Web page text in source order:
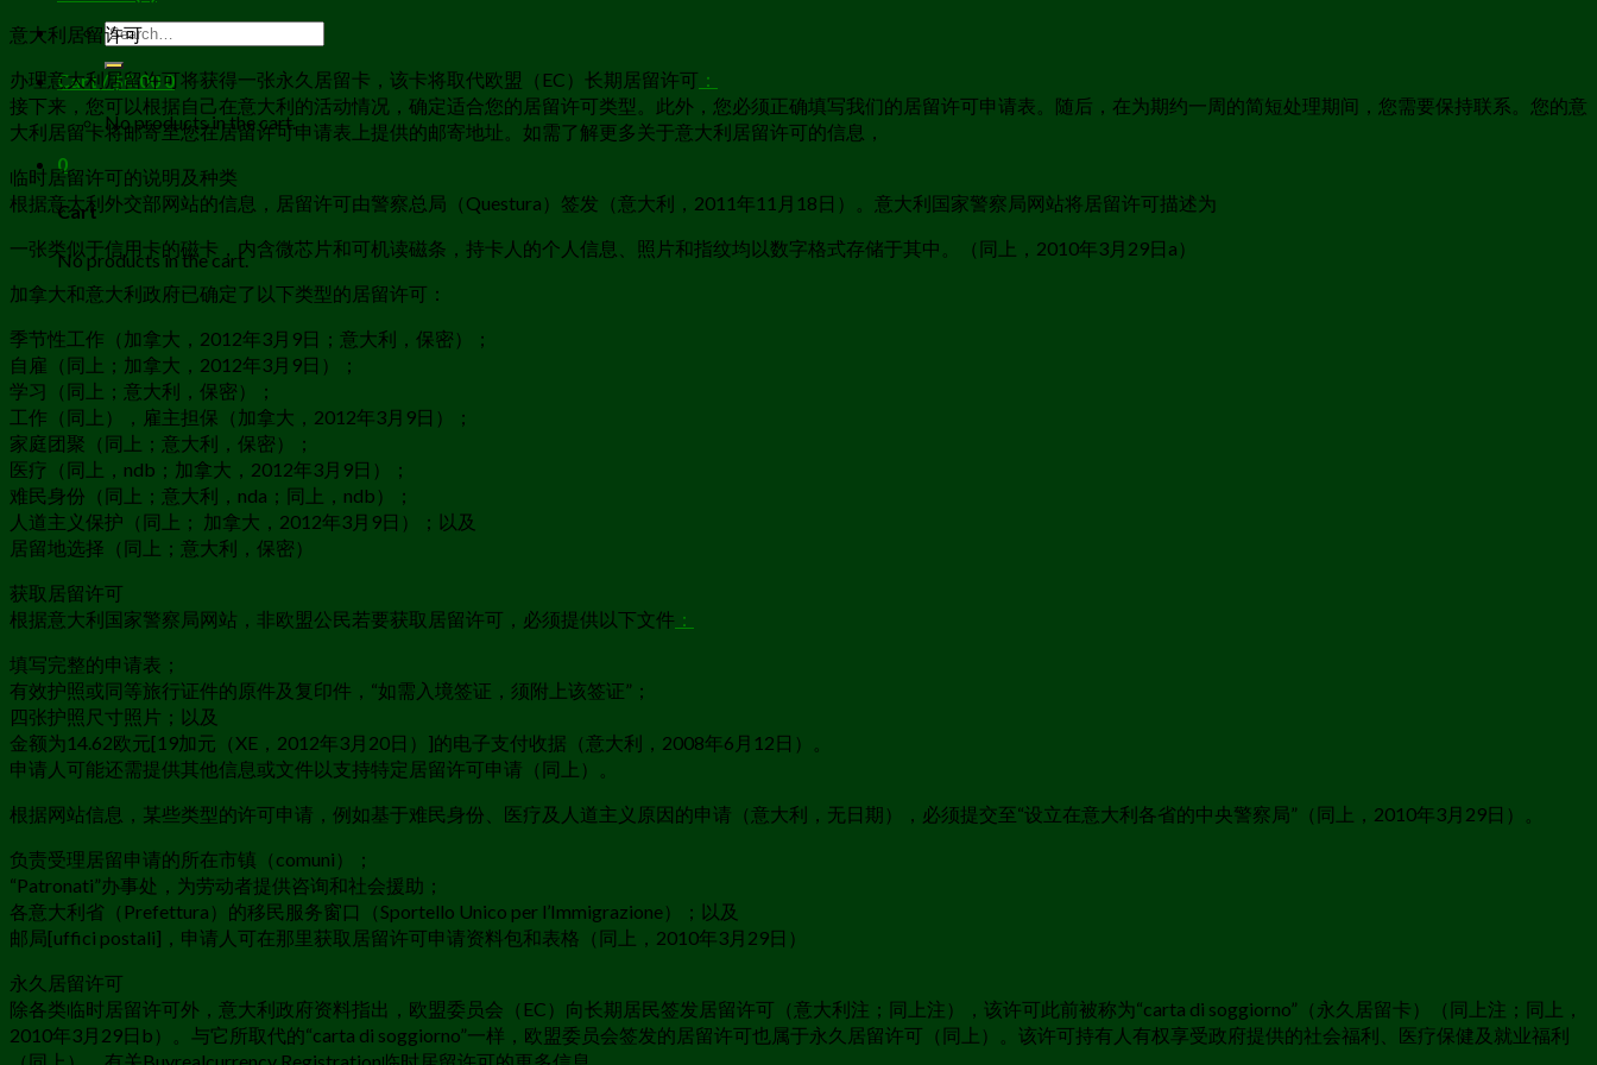
Search
for:
Cart /$0.000
No products in the cart.
0
Cart
No products in the cart.
意大利居留许可
办理意大利居留许可将获得一张永久居留卡，该卡将取代欧盟（EC）长期居留许可 ：
接下来，您可以根据自己在意大利的活动情况，确定适合您的居留许可类型。此外，您必须正确填写我们的居留许可申请表。随后，在为期约一周的简短处理期间，您需要保持联系。您的意
大利居留卡将邮寄至您在居留许可申请表上提供的邮寄地址。如需了解更多关于意大利居留许可的信息，
临时居留许可的说明及种类
根据意大利外交部网站的信息，居留许可由警察总局（Questura）签发（意大利，2011年11月18日）。意大利国家警察局网站将居留许可描述为
一张类似于信用卡的磁卡，内含微芯片和可机读磁条，持卡人的个人信息、照片和指纹均以数字格式存储于其中。（同上，2010年3月29日a）
加拿大和意大利政府已确定了以下类型的居留许可：
季节性工作（加拿大，2012年3月9日；意大利，保密）；
自雇（同上；加拿大，2012年3月9日）；
学习（同上；意大利，保密）；
工作（同上），雇主担保（加拿大，2012年3月9日）；
家庭团聚（同上；意大利，保密）；
医疗（同上，ndb；加拿大，2012年3月9日）；
难民身份（同上；意大利，nda；同上，ndb）；
人道主义保护（同上； 加拿大，2012年3月9日）；以及
居留地选择（同上；意大利，保密）
获取居留许可
根据意大利国家警察局网站，非欧盟公民若要获取居留许可，必须提供以下文件 ：
填写完整的申请表；
有效护照或同等旅行证件的原件及复印件，“如需入境签证，须附上该签证”；
四张护照尺寸照片；以及
金额为14.62欧元[19加元（XE，2012年3月20日）]的电子支付收据（意大利，2008年6月12日）。
申请人可能还需提供其他信息或文件以支持特定居留许可申请（同上）。
根据网站信息，某些类型的许可申请，例如基于难民身份、医疗及人道主义原因的申请（意大利，无日期），必须提交至“设立在意大利各省的中央警察局”（同上，2010年3月29日）。
负责受理居留申请的所在市镇（comuni）；
“Patronati”办事处，为劳动者提供咨询和社会援助；
各意大利省（Prefettura）的移民服务窗口（Sportello Unico per l’Immigrazione）；以及
邮局[uffici postali]，申请人可在那里获取居留许可申请资料包和表格（同上，2010年3月29日）
永久居留许可
除各类临时居留许可外，意大利政府资料指出，欧盟委员会（EC）向长期居民签发居留许可（意大利注；同上注），该许可此前被称为“carta di soggiorno”（永久居留卡）（同上注；同上，
2010年3月29日b）。与它所取代的“carta di soggiorno”一样，欧盟委员会签发的居留许可也属于永久居留许可（同上）。该许可持有人有权享受政府提供的社会福利、医疗保健及就业福利